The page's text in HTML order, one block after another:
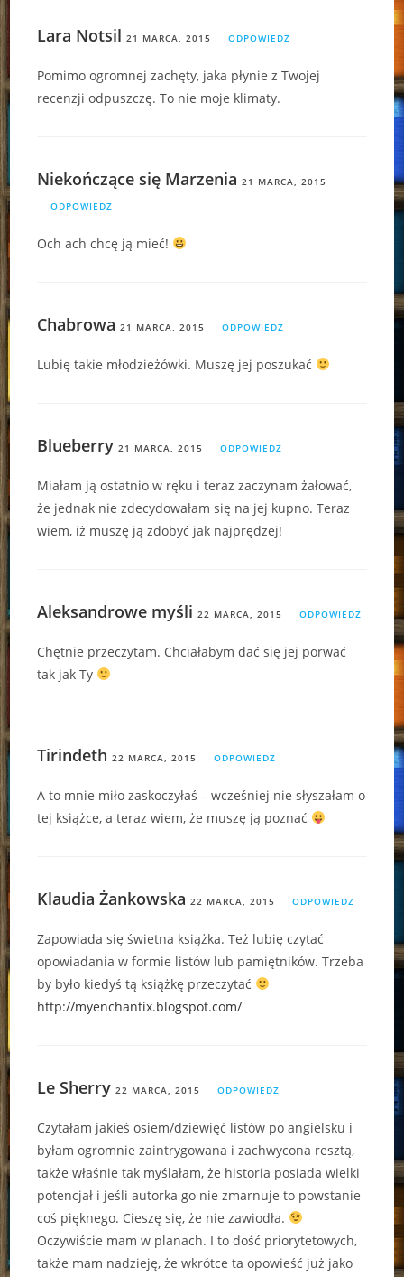
Lara Notsil 21 MARCA, 2015 ODPOWIEDZ
Pomimo ogromnej zachęty, jaka płynie z Twojej
recenzji odpuszczę. To nie moje klimaty.
Niekończące się Marzenia 21 MARCA, 2015
ODPOWIEDZ
Och ach chcę ją mieć!
Chabrowa 21 MARCA, 2015 ODPOWIEDZ
Lubię takie młodzieżówki. Muszę jej poszukać
Blueberry 21 MARCA, 2015 ODPOWIEDZ
Miałam ją ostatnio w ręku i teraz zaczynam żałować,
że jednak nie zdecydowałam się na jej kupno. Teraz
wiem, iż muszę ją zdobyć jak najprędzej!
Aleksandrowe myśli 22 MARCA, 2015 ODPOWIEDZ
Chętnie przeczytam. Chciałabym dać się jej porwać
tak jak Ty
Tirindeth 22 MARCA, 2015 ODPOWIEDZ
A to mnie miło zaskoczyłaś – wcześniej nie słyszałam o
tej książce, a teraz wiem, że muszę ją poznać
Klaudia Żankowska 22 MARCA, 2015 ODPOWIEDZ
Zapowiada się świetna książka. Też lubię czytać
opowiadania w formie listów lub pamiętników. Trzeba
by było kiedyś tą książkę przeczytać
http://myenchantix.blogspot.com/
Le Sherry 22 MARCA, 2015 ODPOWIEDZ
Czytałam jakieś osiem/dziewięć listów po angielsku i
byłam ogromnie zaintrygowana i zachwycona resztą,
także właśnie tak myślałam, że historia posiada wielki
potencjał i jeśli autorka go nie zmarnuje to powstanie
coś pięknego. Cieszę się, że nie zawiodła.
Oczywiście mam w planach. I to dość priorytetowych,
także mam nadzieję, że wkrótce ta opowieść już jako